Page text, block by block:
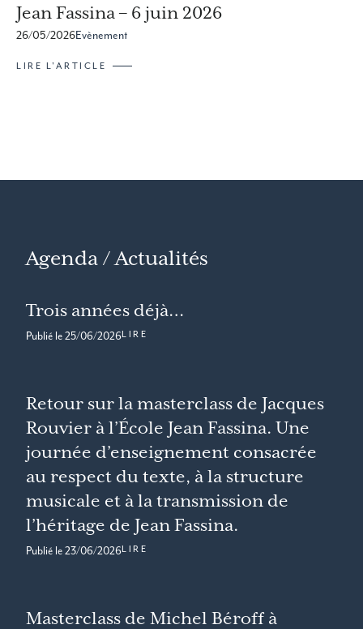
Jean Fassina – 6 juin 2026
26/05/2026Evènement
LIRE L'ARTICLE
Agenda / Actualités
Trois années déjà…
Publié le25/06/2026LIRE
Retour sur la masterclass de Jacques
Rouvier à l’École Jean Fassina. Une
journée d’enseignement consacrée
au respect du texte, à la structure
musicale et à la transmission de
l’héritage de Jean Fassina.
Publié le23/06/2026LIRE
Masterclass de Michel Béroff à